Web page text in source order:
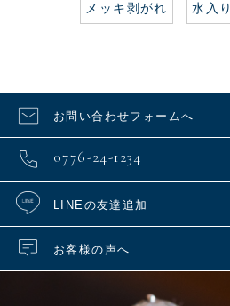
メッキ剥がれ 水入り
お問い合わせフォームへ
0776-24-1234
LINEの友達追加
お客様の声へ